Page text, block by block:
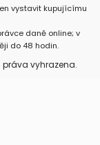
vystavit kupujícímu
daně online; v
do 48 hodin.
práva vyhrazena.